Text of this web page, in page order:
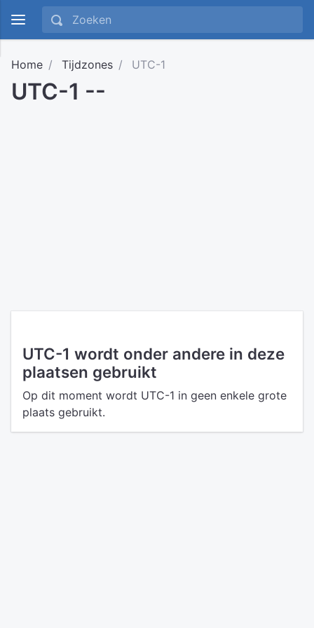
Home Tijdzones UTC-1
UTC-1 --
UTC-1 wordt onder andere in deze
plaatsen gebruikt
Op dit moment wordt UTC-1 in geen enkele grote
plaats gebruikt.